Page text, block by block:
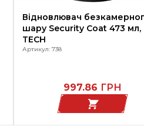
Відновлювач
шару Security Coat 473 мл,
TECH
Артикул: 738
997.86 ГРН